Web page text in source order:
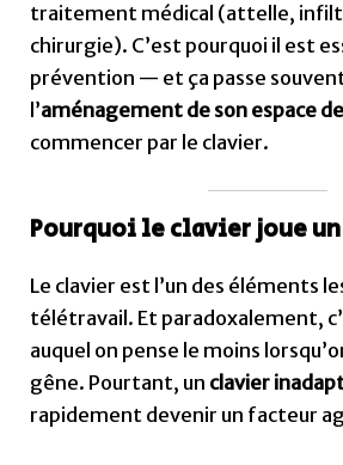
traitement médical (attelle,
chirurgie). C’est pourquoi il est
prévention — et ça passe
l’aménagement de son espace
commencer par le clavier.
Pourquoi le clavier joue
Le clavier est l’un des éléments
télétravail. Et paradoxalement,
auquel on pense le moins
gêne. Pourtant, un clavier
rapidement devenir un facteur